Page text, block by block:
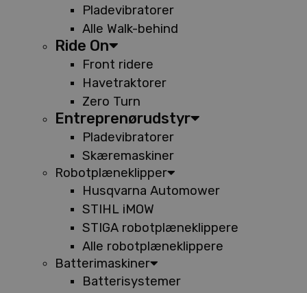
Pladevibratorer
Alle Walk-behind
Ride On
Front ridere
Havetraktorer
Zero Turn
Entreprenørudstyr
Pladevibratorer
Skæremaskiner
Robotplæneklipper
Husqvarna Automower
STIHL iMOW
STIGA robotplæneklippere
Alle robotplæneklippere
Batterimaskiner
Batterisystemer